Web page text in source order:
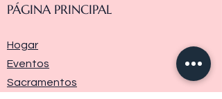
PÁGINA PRINCIPAL
Hogar
Eventos
Sacramentos